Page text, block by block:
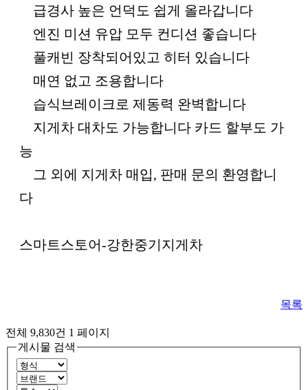
급경사 높은 언덕도 쉽게 올라갑니다
엔진 미션 유압 모두 컨디션 좋습니다
풀캐빈 장착되어있고 히터 있습니다
매연 없고 조용합니다
습식브레이크로 제동력 완벽합니다
지게차 대차도 가능합니다 카드 할부도 가
능
그 외에 지게차 매입, 판매 문의 환영합니
다
스마트스토어-강한중기지게차
목록
전체 9,830건 1 페이지
게시물 검색